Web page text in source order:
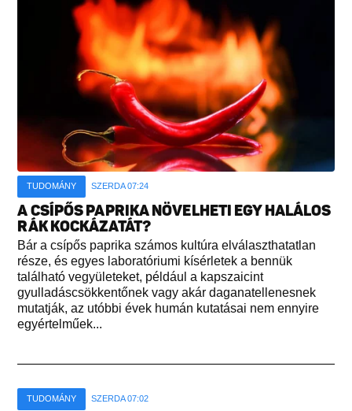
TUDOMÁNY SZERDA 07:24
A CSÍPŐS PAPRIKA NÖVELHETI EGY HALÁLOS
RÁK KOCKÁZATÁT?
Bár a csípős paprika számos kultúra elválaszthatatlan
része, és egyes laboratóriumi kísérletek a bennük
található vegyületeket, például a kapszaicint
gyulladáscsökkentőnek vagy akár daganatellenesnek
mutatják, az utóbbi évek humán kutatásai nem ennyire
egyértelműek...
TUDOMÁNY SZERDA 07:02